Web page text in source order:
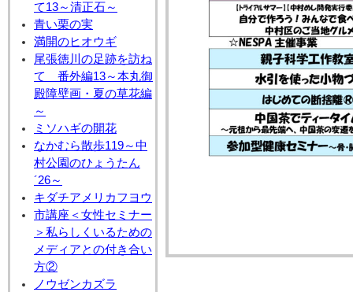
て13～清正石～
青い栗の実
満開のヒオウギ
尾張徳川の足跡を訪ね
て 番外編13～本丸御
殿障壁画・夏の草花編
～
ミソハギの開花
なかむら散歩119～中
村公園のひょうたん
´26～
キダチアメリカフヨウ
市講座＜女性セミナー
＞私らしくいるための
メディアとの付き合い
方②
ノウゼンカズラ